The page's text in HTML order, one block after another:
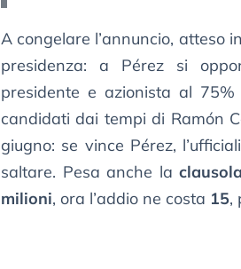
A congelare l’annuncio, atteso
presidenza: a Pérez si
presidente e azionista al
candidati dai tempi di Ramón
giugno: se vince Pérez,
saltare. Pesa anche laclausola
milioni, ora l’addio ne costa 15,